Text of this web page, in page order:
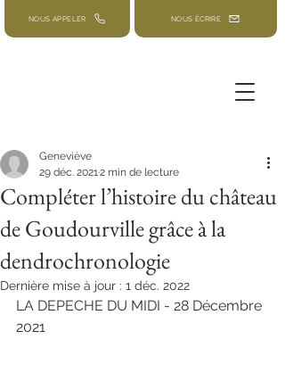
NOUS APPELER NOUS ÉCRIRE
Compléter l’histoire du château
de Goudourville grâce à la
dendrochronologie
Geneviève
29 déc. 20212 min de lecture
Dernière mise à jour : 1 déc. 2022
LA DEPECHE DU MIDI - 28 Décembre
2021